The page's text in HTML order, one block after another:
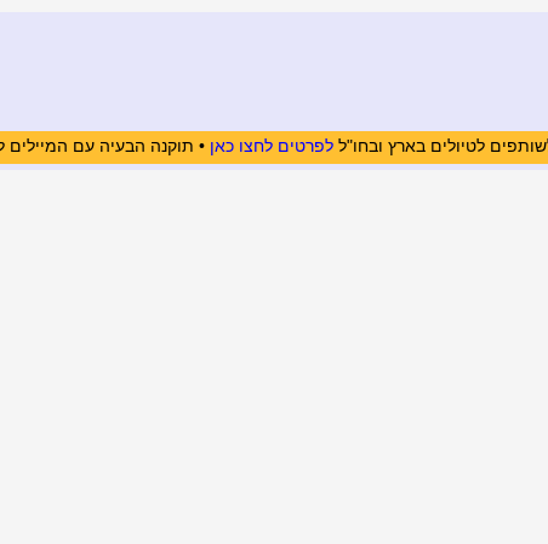
לטיולים בארץ ובחו"ללפרטים לחצו כאן • תוקנה הבעיה עם